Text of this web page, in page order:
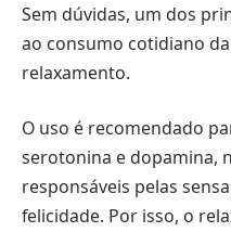
Sem dúvidas, um dos
ao consumo cotidiano
relaxamento.
O uso é recomendado
serotonina e dopamina,
responsáveis pelas
felicidade. Por isso, o